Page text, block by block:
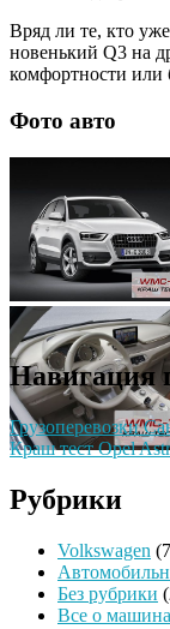
Вряд ли те, кто
новенький Q3 на
комфортности или
Фото авто
Навигация
Грузоперевозки
Краш тест Opel
Рубрики
Volkswagen
Без рубрики
Все о